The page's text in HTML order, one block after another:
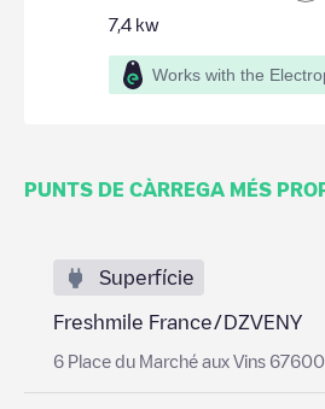
7,4 kw
Works with the
PUNTS DE CÀRREGA MÉS
Superfície
Freshmile France/DZVENY
6 Place du Marché aux Vins 67600